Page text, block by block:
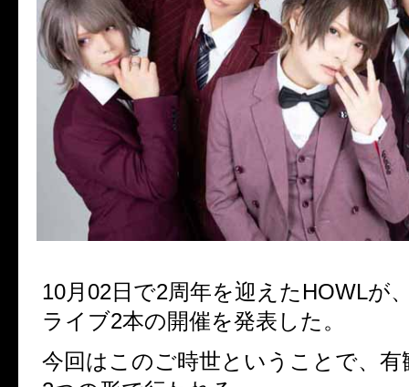
10月02日で2周年を迎えたHOWLが
ライブ2本の開催を発表した。
今回はこのご時世ということで、有